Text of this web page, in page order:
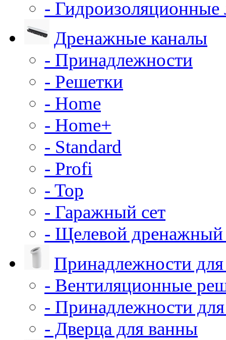
- Гидроизоляционные
Дренажные каналы
- Принадлежности
- Решетки
- Home
- Home+
- Standard
- Profi
- Top
- Гаражный сет
- Щелевой дренажный
Принадлежности для
- Вентиляционные
- Принадлежности
- Дверца для ванны